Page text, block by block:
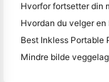
Hvorfor fortsetter din
Mindre bilde